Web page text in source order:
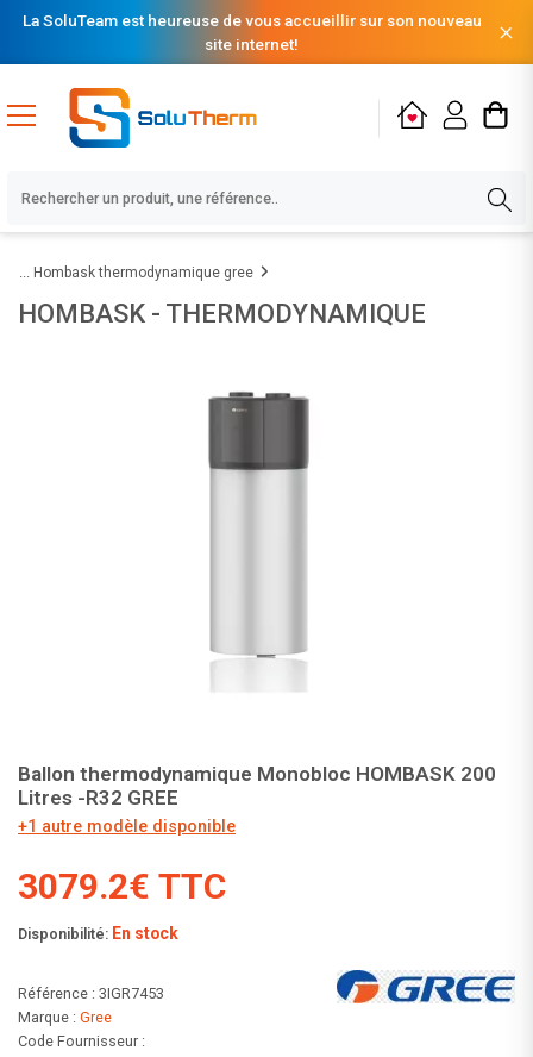
La SoluTeam est heureuse de vous accueillir sur son nouveau
site internet!
Hombask thermodynamique gree
HOMBASK - THERMODYNAMIQUE
Ballon thermodynamique Monobloc HOMBASK 200
Litres -R32 GREE
+1 autre modèle disponible
3079.2€ TTC
Disponibilité: En stock
Référence : 3IGR7453
Marque : Gree
Code Fournisseur :